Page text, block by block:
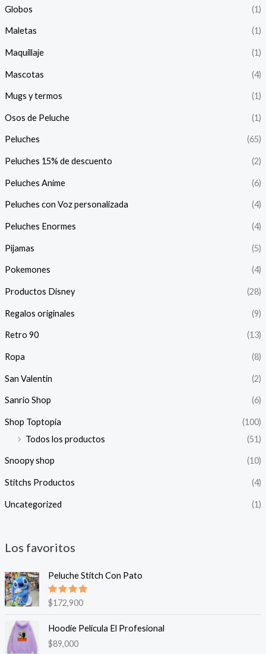
Globos (1)
Maletas (1)
Maquillaje (1)
Mascotas (4)
Mugs y termos (1)
Osos de Peluche (1)
Peluches (65)
Peluches 15% de descuento (2)
Peluches Anime (6)
Peluches con Voz personalizada (4)
Peluches Enormes (4)
Pijamas (5)
Pokemones (4)
Productos Disney (28)
Regalos originales (9)
Retro 90 (13)
Ropa (8)
San Valentín (2)
Sanrio Shop (6)
Shop Toptopia
(100)
Todos los productos
(51)
Snoopy shop (10)
Stitchs Productos (4)
Uncategorized (1)
Los favoritos
Peluche Stitch Con Pato
Valorado
en
5.00
$172,900
Hoodie Película El Profesional
$89,000